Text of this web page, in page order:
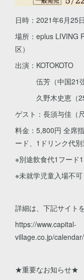
日時：2021年6月
場所：eplus LIVING
区）
出演：KOTOKOTO
伍芳（中国21弦
久野木史恵（25
ゲスト：長須与佳（尺
料金：5,800円 全席
ード、1ドリンク代別
※別途飲食代1フード
※未就学児童入場不可
詳細は、下記サイト
https://www.capital-
village.co.jp/
★重要なお知らせ★